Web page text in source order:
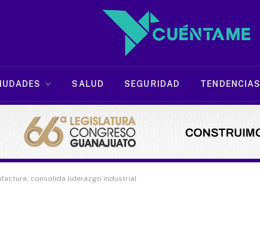
SALUD SEGURIDAD TENDENCIAS
consolida liderazgo industrial